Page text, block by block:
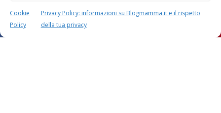
Cookie
Policy
Privacy Policy: informazioni su Blogmamma.it e il rispetto
della tua privacy